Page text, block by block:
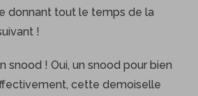
donnant tout le temps de la
!
snood ! Oui, un snood pour bien
cette demoiselle